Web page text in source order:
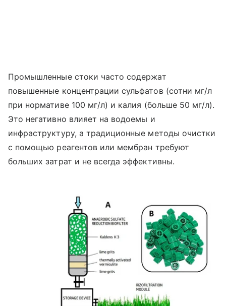
Промышленные стоки часто содержат
повышенные концентрации сульфатов (сотни мг/л
при нормативе 100 мг/л) и калия (больше 50 мг/л).
Это негативно влияет на водоемы и
инфраструктуру, а традиционные методы очистки
с помощью реагентов или мембран требуют
больших затрат и не всегда эффективны.